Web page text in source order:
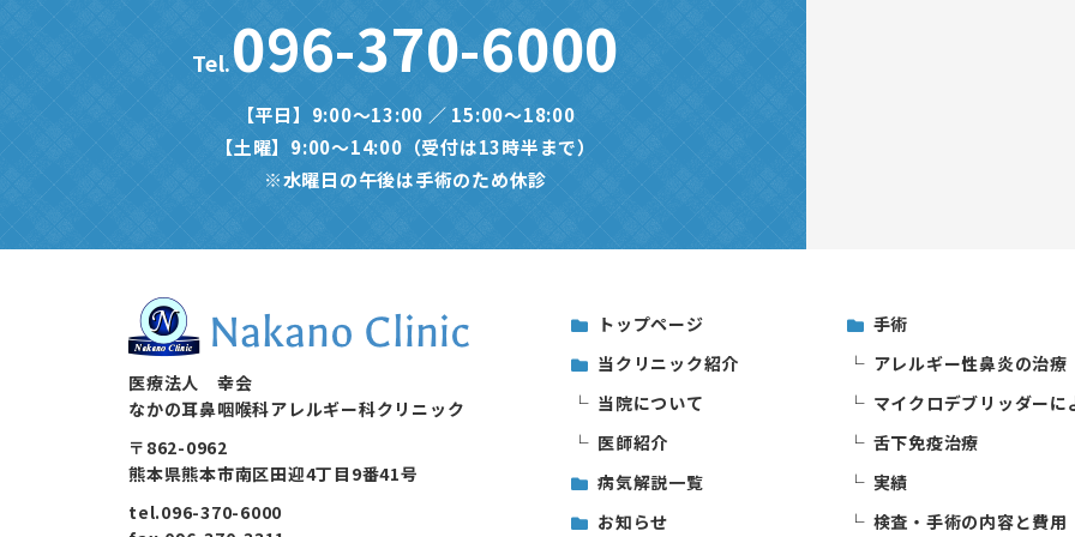
Tel.096-370-6000
【平日】9:00〜13:00 ／ 15:00〜18:00
【土曜】9:00〜14:00（受付は13時半まで）
※水曜日の午後は手術のため休診
医療法人 幸会
なかの耳鼻咽喉科アレルギー科クリニック
〒862-0962
熊本県熊本市南区田迎4丁目9番41号
tel.096-370-6000
トップページ
当クリニック紹介
当院について
医師紹介
病気解説一覧
お知らせ
手術
アレルギー性鼻炎の治療
マイクロデブリッダーに
舌下免疫治療
実績
検査・手術の内容と費用